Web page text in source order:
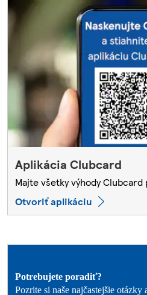
Aplikácia Clubcard
Majte všetky výhody
Otvoriť aplikáciu
Potrebujete poradiť?
Pozrite si naše najčastejšie otázky